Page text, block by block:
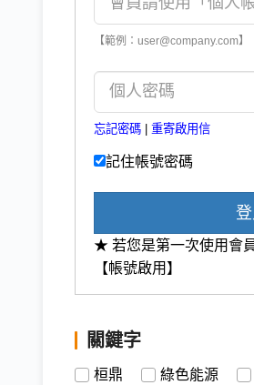
【範例：user@company.com】
忘記密碼 重寄啟用信
記住帳號密碼
登
★ 若您是第一次使用會
【帳號啟用】
關鍵字
桓鼎 綠色能源